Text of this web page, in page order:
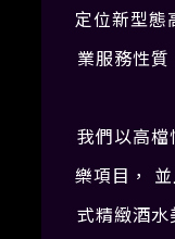
定位新型態
業服務性
我們以高
樂項目，
式精緻酒